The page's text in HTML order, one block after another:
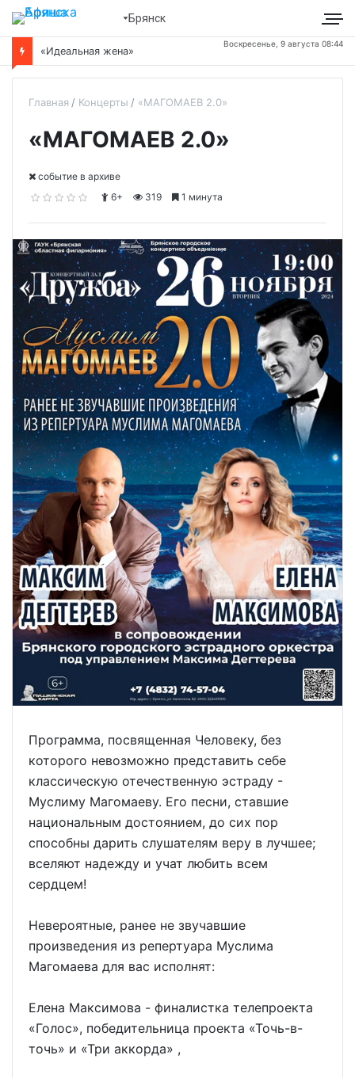
Брянск
«Идеальная жена»
Воскресенье, 9 августа 08:44
Главная Концерты «МАГОМАЕВ 2.0»
«МАГОМАЕВ 2.0»
cобытие в архиве
6+
319 1 минута
Программа, посвященная Человеку, без
которого невозможно представить себе
классическую отечественную эстраду -
Муслиму Магомаеву. Его песни, ставшие
национальным достоянием, до сих пор
способны дарить слушателям веру в лучшее;
вселяют надежду и учат любить всем
сердцем!
Невероятные, ранее не звучавшие
произведения из репертуара Муслима
Магомаева для вас исполнят:
Елена Максимова - финалистка телепроекта
«Голос», победительница проекта «Точь-в-
точь» и «Три аккорда» ,